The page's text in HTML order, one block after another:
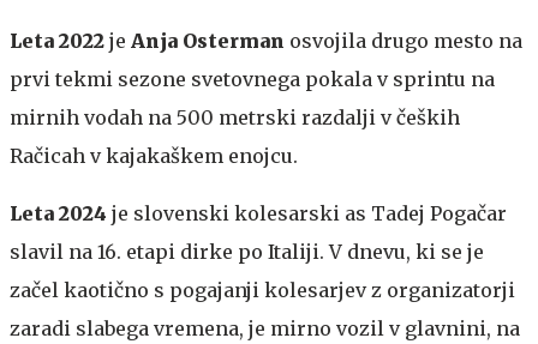
Leta 2022 je Anja Osterman osvojila drugo mesto na
prvi tekmi sezone svetovnega pokala v sprintu na
mirnih vodah na 500 metrski razdalji v čeških
Račicah v kajakaškem enojcu.
Leta 2024 je slovenski kolesarski as Tadej Pogačar
slavil na 16. etapi dirke po Italiji. V dnevu, ki se je
začel kaotično s pogajanji kolesarjev z organizatorji
zaradi slabega vremena, je mirno vozil v glavnini, na